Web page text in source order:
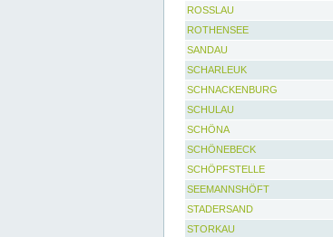
ROSSLAU
ROTHENSEE
SANDAU
SCHARLEUK
SCHNACKENBURG
SCHULAU
SCHÖNA
SCHÖNEBECK
SCHÖPFSTELLE
SEEMANNSHÖFT
STADERSAND
STORKAU